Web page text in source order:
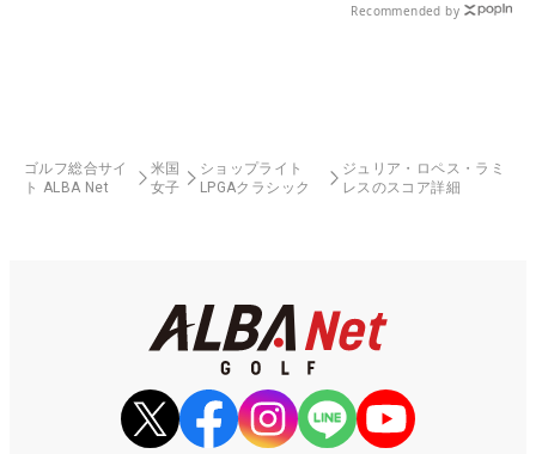
Recommended by
ゴルフ総合サイ
ト ALBA Net
米国
女子
ショップライト
LPGAクラシック
ジュリア・ロペス・ラミ
レスのスコア詳細